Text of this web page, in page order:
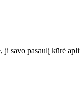
savo pasaulį kūrė